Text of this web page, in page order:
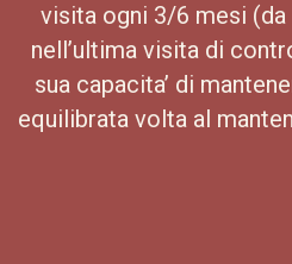
visita ogni 3/6 mesi
nell’ultima visita di
sua capacita’ di
equilibrata volta al